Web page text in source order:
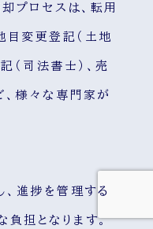
プロセスは、転用
目変更登記（土地
（司法書士）、売
、様々な専門家が
進捗を管理する
負担となります。